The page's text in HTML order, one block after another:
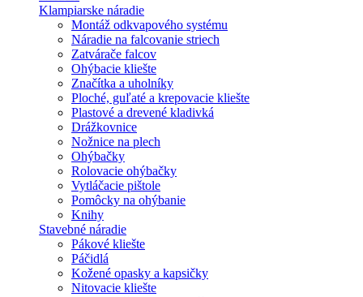
Klampiarske náradie
Montáž odkvapového systému
Náradie na falcovanie striech
Zatvárače falcov
Ohýbacie kliešte
Značítka a uholníky
Ploché, guľaté a krepovacie kliešte
Plastové a drevené kladivká
Drážkovnice
Nožnice na plech
Ohýbačky
Rolovacie ohýbačky
Vytláčacie pištole
Pomôcky na ohýbanie
Knihy
Stavebné náradie
Pákové kliešte
Páčidlá
Kožené opasky a kapsičky
Nitovacie kliešte